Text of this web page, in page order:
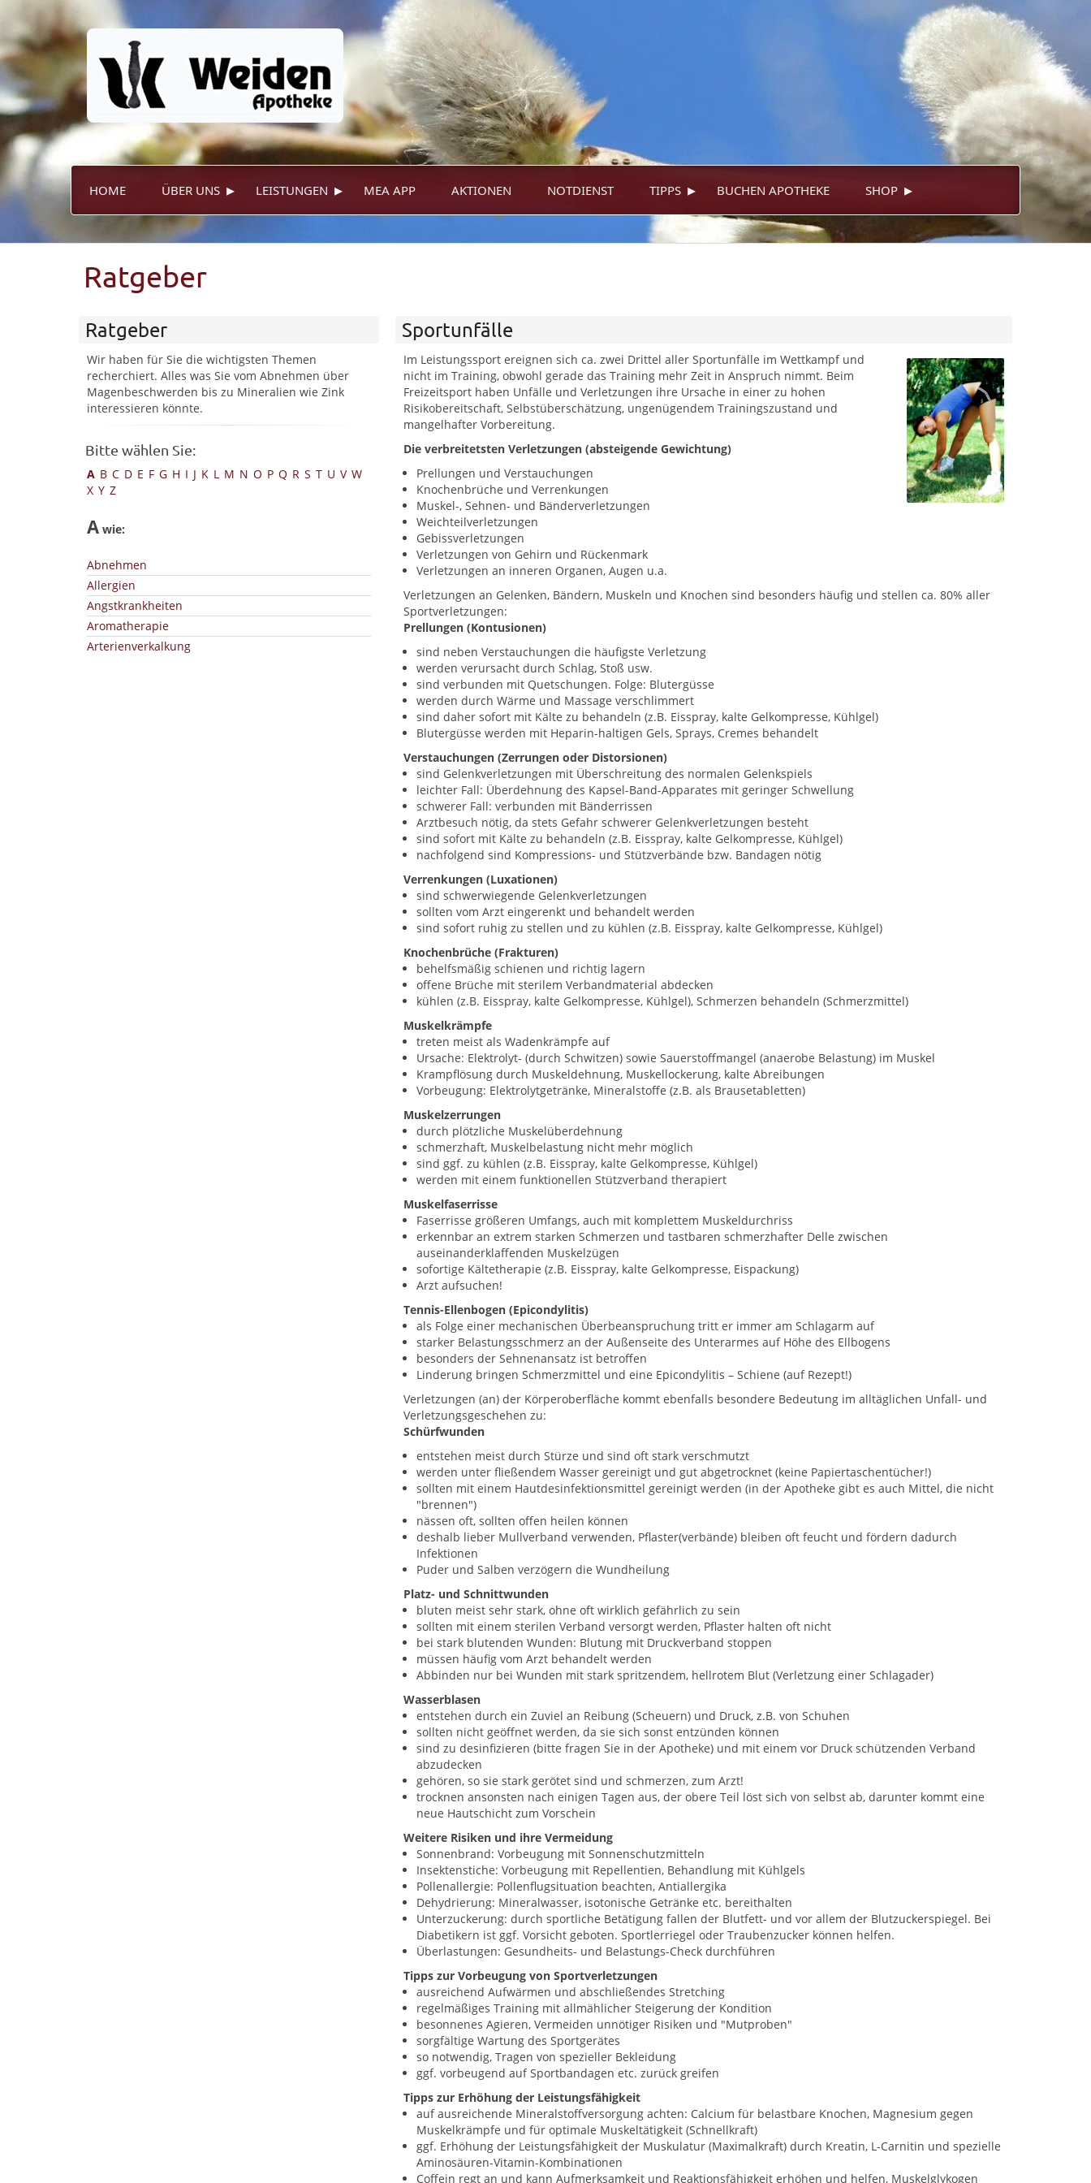
HOME ÜBER UNS ▸ LEISTUNGEN ▸ MEA APP AKTIONEN NOTDIENST TIPPS ▸ BUCHEN APOTHEKE SHOP ▸
Ratgeber
Ratgeber
Wir haben für Sie die wichtigsten Themen
recherchiert. Alles was Sie vom Abnehmen über
Magenbeschwerden bis zu Mineralien wie Zink
interessieren könnte.
Bitte wählen Sie:
A B C D E F G H I J K L M N O P Q R S T U V W
X Y Z
A wie:
Abnehmen
Allergien
Angstkrankheiten
Aromatherapie
Arterienverkalkung
Sportunfälle
Im Leistungssport ereignen sich ca. zwei Drittel aller Sportunfälle im Wettkampf und
nicht im Training, obwohl gerade das Training mehr Zeit in Anspruch nimmt. Beim
Freizeitsport haben Unfälle und Verletzungen ihre Ursache in einer zu hohen
Risikobereitschaft, Selbstüberschätzung, ungenügendem Trainingszustand und
mangelhafter Vorbereitung.
Die verbreitetsten Verletzungen (absteigende Gewichtung)
Prellungen und Verstauchungen
Knochenbrüche und Verrenkungen
Muskel-, Sehnen- und Bänderverletzungen
Weichteilverletzungen
Gebissverletzungen
Verletzungen von Gehirn und Rückenmark
Verletzungen an inneren Organen, Augen u.a.
Verletzungen an Gelenken, Bändern, Muskeln und Knochen sind besonders häufig und stellen ca. 80% aller
Sportverletzungen:
Prellungen (Kontusionen)
sind neben Verstauchungen die häufigste Verletzung
werden verursacht durch Schlag, Stoß usw.
sind verbunden mit Quetschungen. Folge: Blutergüsse
werden durch Wärme und Massage verschlimmert
sind daher sofort mit Kälte zu behandeln (z.B. Eisspray, kalte Gelkompresse, Kühlgel)
Blutergüsse werden mit Heparin-haltigen Gels, Sprays, Cremes behandelt
Verstauchungen (Zerrungen oder Distorsionen)
sind Gelenkverletzungen mit Überschreitung des normalen Gelenkspiels
leichter Fall: Überdehnung des Kapsel-Band-Apparates mit geringer Schwellung
schwerer Fall: verbunden mit Bänderrissen
Arztbesuch nötig, da stets Gefahr schwerer Gelenkverletzungen besteht
sind sofort mit Kälte zu behandeln (z.B. Eisspray, kalte Gelkompresse, Kühlgel)
nachfolgend sind Kompressions- und Stützverbände bzw. Bandagen nötig
Verrenkungen (Luxationen)
sind schwerwiegende Gelenkverletzungen
sollten vom Arzt eingerenkt und behandelt werden
sind sofort ruhig zu stellen und zu kühlen (z.B. Eisspray, kalte Gelkompresse, Kühlgel)
Knochenbrüche (Frakturen)
behelfsmäßig schienen und richtig lagern
offene Brüche mit sterilem Verbandmaterial abdecken
kühlen (z.B. Eisspray, kalte Gelkompresse, Kühlgel), Schmerzen behandeln (Schmerzmittel)
Muskelkrämpfe
treten meist als Wadenkrämpfe auf
Ursache: Elektrolyt- (durch Schwitzen) sowie Sauerstoffmangel (anaerobe Belastung) im Muskel
Krampflösung durch Muskeldehnung, Muskellockerung, kalte Abreibungen
Vorbeugung: Elektrolytgetränke, Mineralstoffe (z.B. als Brausetabletten)
Muskelzerrungen
durch plötzliche Muskelüberdehnung
schmerzhaft, Muskelbelastung nicht mehr möglich
sind ggf. zu kühlen (z.B. Eisspray, kalte Gelkompresse, Kühlgel)
werden mit einem funktionellen Stützverband therapiert
Muskelfaserrisse
Faserrisse größeren Umfangs, auch mit komplettem Muskeldurchriss
erkennbar an extrem starken Schmerzen und tastbaren schmerzhafter Delle zwischen
auseinanderklaffenden Muskelzügen
sofortige Kältetherapie (z.B. Eisspray, kalte Gelkompresse, Eispackung)
Arzt aufsuchen!
Tennis-Ellenbogen (Epicondylitis)
als Folge einer mechanischen Überbeanspruchung tritt er immer am Schlagarm auf
starker Belastungsschmerz an der Außenseite des Unterarmes auf Höhe des Ellbogens
besonders der Sehnenansatz ist betroffen
Linderung bringen Schmerzmittel und eine Epicondylitis – Schiene (auf Rezept!)
Verletzungen (an) der Körperoberfläche kommt ebenfalls besondere Bedeutung im alltäglichen Unfall- und
Verletzungsgeschehen zu:
Schürfwunden
entstehen meist durch Stürze und sind oft stark verschmutzt
werden unter fließendem Wasser gereinigt und gut abgetrocknet (keine Papiertaschentücher!)
sollten mit einem Hautdesinfektionsmittel gereinigt werden (in der Apotheke gibt es auch Mittel, die nicht
"brennen")
nässen oft, sollten offen heilen können
deshalb lieber Mullverband verwenden, Pflaster(verbände) bleiben oft feucht und fördern dadurch
Infektionen
Puder und Salben verzögern die Wundheilung
Platz- und Schnittwunden
bluten meist sehr stark, ohne oft wirklich gefährlich zu sein
sollten mit einem sterilen Verband versorgt werden, Pflaster halten oft nicht
bei stark blutenden Wunden: Blutung mit Druckverband stoppen
müssen häufig vom Arzt behandelt werden
Abbinden nur bei Wunden mit stark spritzendem, hellrotem Blut (Verletzung einer Schlagader)
Wasserblasen
entstehen durch ein Zuviel an Reibung (Scheuern) und Druck, z.B. von Schuhen
sollten nicht geöffnet werden, da sie sich sonst entzünden können
sind zu desinfizieren (bitte fragen Sie in der Apotheke) und mit einem vor Druck schützenden Verband
abzudecken
gehören, so sie stark gerötet sind und schmerzen, zum Arzt!
trocknen ansonsten nach einigen Tagen aus, der obere Teil löst sich von selbst ab, darunter kommt eine
neue Hautschicht zum Vorschein
Weitere Risiken und ihre Vermeidung
Sonnenbrand: Vorbeugung mit Sonnenschutzmitteln
Insektenstiche: Vorbeugung mit Repellentien, Behandlung mit Kühlgels
Pollenallergie: Pollenflugsituation beachten, Antiallergika
Dehydrierung: Mineralwasser, isotonische Getränke etc. bereithalten
Unterzuckerung: durch sportliche Betätigung fallen der Blutfett- und vor allem der Blutzuckerspiegel. Bei
Diabetikern ist ggf. Vorsicht geboten. Sportlerriegel oder Traubenzucker können helfen.
Überlastungen: Gesundheits- und Belastungs-Check durchführen
Tipps zur Vorbeugung von Sportverletzungen
ausreichend Aufwärmen und abschließendes Stretching
regelmäßiges Training mit allmählicher Steigerung der Kondition
besonnenes Agieren, Vermeiden unnötiger Risiken und "Mutproben"
sorgfältige Wartung des Sportgerätes
so notwendig, Tragen von spezieller Bekleidung
ggf. vorbeugend auf Sportbandagen etc. zurück greifen
Tipps zur Erhöhung der Leistungsfähigkeit
auf ausreichende Mineralstoffversorgung achten: Calcium für belastbare Knochen, Magnesium gegen
Muskelkrämpfe und für optimale Muskeltätigkeit (Schnellkraft)
ggf. Erhöhung der Leistungsfähigkeit der Muskulatur (Maximalkraft) durch Kreatin, L-Carnitin und spezielle
Aminosäuren-Vitamin-Kombinationen
Coffein regt an und kann Aufmerksamkeit und Reaktionsfähigkeit erhöhen und helfen, Muskelglykogen